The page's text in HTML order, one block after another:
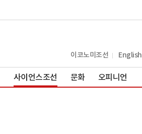
이코노미조선 English
사이언스조선 문화 오피니언